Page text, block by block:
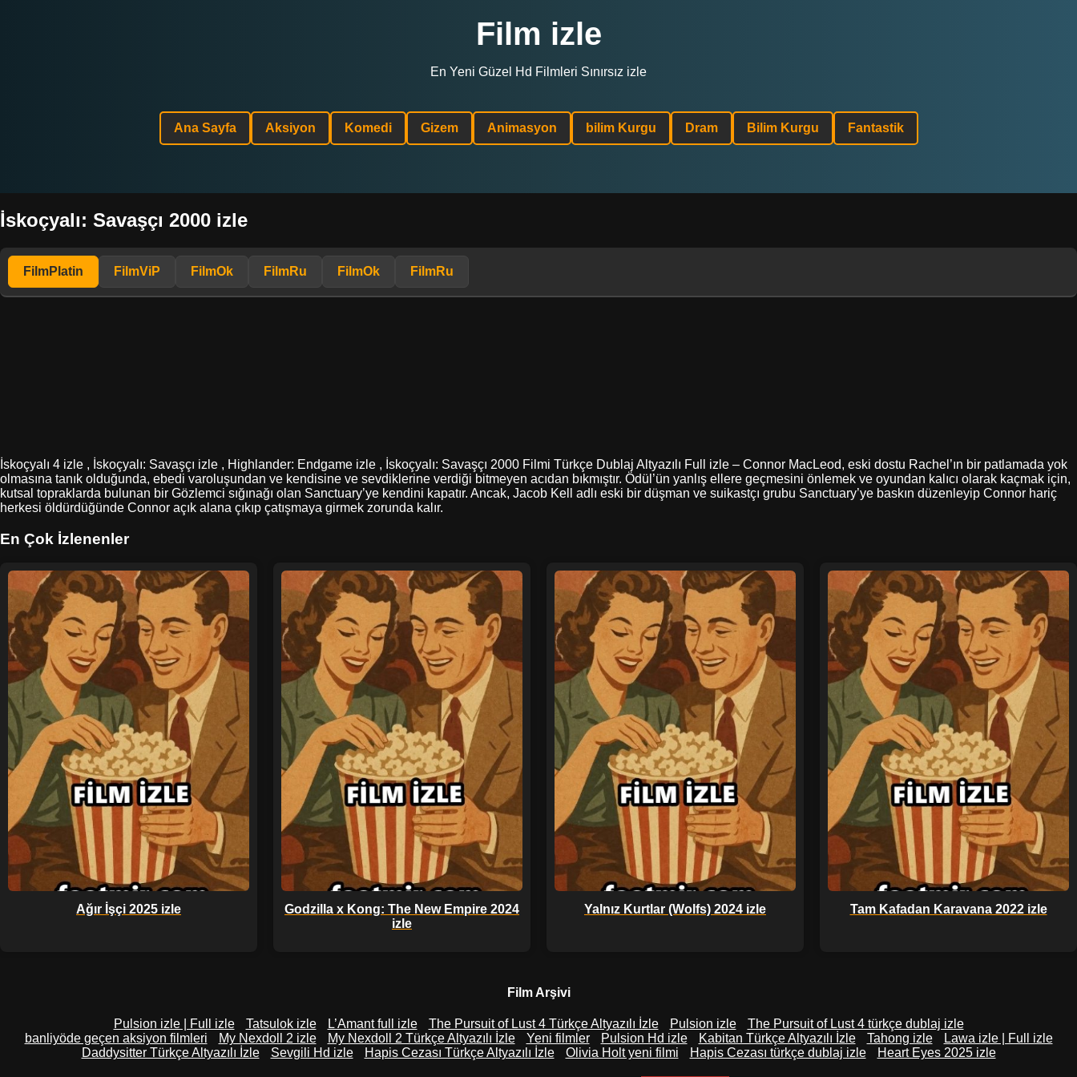
Film izle
En Yeni Güzel Hd Filmleri Sınırsız izle
Ana Sayfa Aksiyon Komedi Gizem Animasyon bilim Kurgu Dram Bilim Kurgu Fantastik
İskoçyalı: Savaşçı 2000 izle
FilmPlatin FilmViP FilmOk FilmRu FilmOk FilmRu
İskoçyalı 4 izle , İskoçyalı: Savaşçı izle , Highlander: Endgame izle , İskoçyalı: Savaşçı 2000 Filmi Türkçe Dublaj Altyazılı Full izle – Connor MacLeod, eski dostu Rachel’ın bir patlamada yok
olmasına tanık olduğunda, ebedi varoluşundan ve kendisine ve sevdiklerine verdiği bitmeyen acıdan bıkmıştır. Ödül’ün yanlış ellere geçmesini önlemek ve oyundan kalıcı olarak kaçmak için,
kutsal topraklarda bulunan bir Gözlemci sığınağı olan Sanctuary’ye kendini kapatır. Ancak, Jacob Kell adlı eski bir düşman ve suikastçı grubu Sanctuary’ye baskın düzenleyip Connor hariç
herkesi öldürdüğünde Connor açık alana çıkıp çatışmaya girmek zorunda kalır.
En Çok İzlenenler
Ağır İşçi 2025 izle
Godzilla x Kong: The New Empire 2024
izle
Yalnız Kurtlar (Wolfs) 2024 izle Tam Kafadan Karavana 2022 izle
Film Arşivi
Pulsion izle | Full izle Tatsulok izle L’Amant full izle The Pursuit of Lust 4 Türkçe Altyazılı İzle Pulsion izle
The Pursuit of Lust 4 türkçe dublaj izle
banliyöde geçen aksiyon filmleri
My Nexdoll 2 izle My Nexdoll 2 Türkçe Altyazılı İzle Yeni filmler Pulsion Hd izle Kabitan Türkçe Altyazılı İzle Tahong izle
Lawa izle | Full izle
Daddysitter Türkçe Altyazılı İzle
Sevgili Hd izle Hapis Cezası Türkçe Altyazılı İzle Olivia Holt yeni filmi Hapis Cezası türkçe dublaj izle Heart Eyes 2025 izle